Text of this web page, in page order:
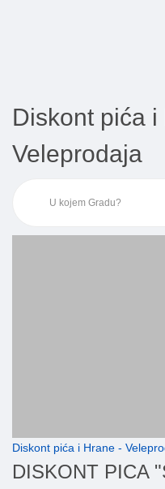
Diskont pića i
Veleprodaja
Diskont pića i Hrane -
DISKONT PICA